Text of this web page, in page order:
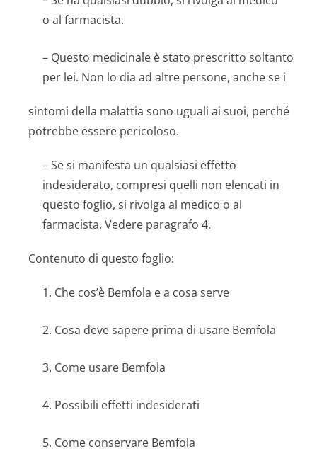
o al farmacista.
– Questo medicinale è stato prescritto soltanto
per lei. Non lo dia ad altre persone, anche se i
sintomi della malattia sono uguali ai suoi, perché
potrebbe essere pericoloso.
– Se si manifesta un qualsiasi effetto
indesiderato, compresi quelli non elencati in
questo foglio, si rivolga al medico o al
farmacista. Vedere paragrafo 4.
Contenuto di questo foglio:
1. Che cos’è Bemfola e a cosa serve
2. Cosa deve sapere prima di usare Bemfola
3. Come usare Bemfola
4. Possibili effetti indesiderati
5. Come conservare Bemfola